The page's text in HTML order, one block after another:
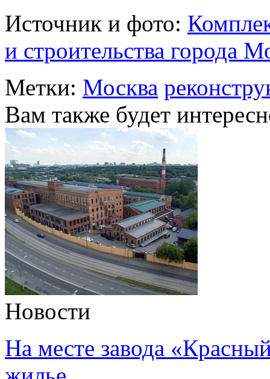
Источник и фото:
и строительства города
Метки: Москва
Вам также будет
Новости
На месте завода